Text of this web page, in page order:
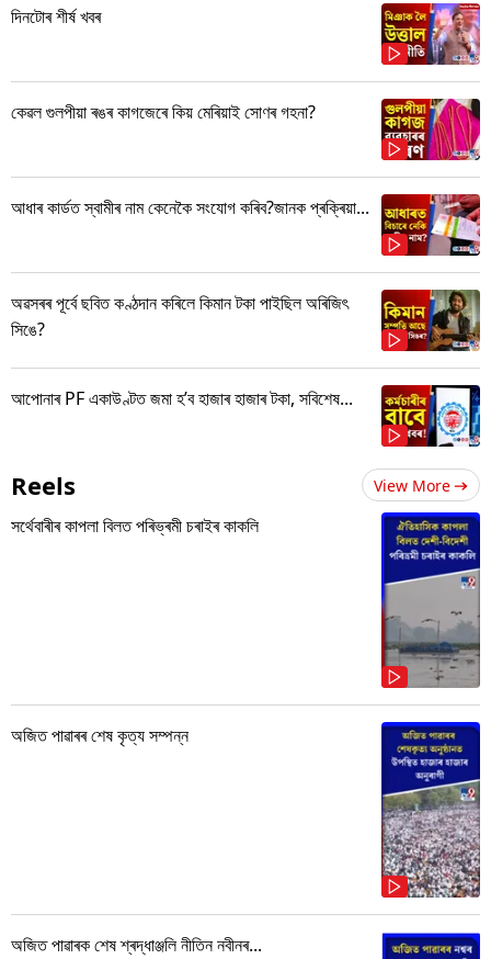
দিনটোৰ শীৰ্ষ খবৰ
কেৱল গুলপীয়া ৰঙৰ কাগজেৰে কিয় মেৰিয়াই সোণৰ গহনা?
আধাৰ কাৰ্ডত স্বামীৰ নাম কেনেকৈ সংযোগ কৰিব?জানক প্ৰক্ৰিয়া...
অৱসৰৰ পূৰ্বে ছবিত কণ্ঠদান কৰিলে কিমান টকা পাইছিল অৰিজিৎ
সিঙে?
আপোনাৰ PF একাউণ্টত জমা হ’ব হাজাৰ হাজাৰ টকা, সবিশেষ...
Reels View More
সৰ্থেবাৰীৰ কাপলা বিলত পৰিভ্ৰমী চৰাইৰ কাকলি
অজিত পাৱাৰৰ শেষ কৃত্য সম্পন্ন
অজিত পাৱাৰক শেষ শ্ৰদ্ধাঞ্জলি নীতিন নবীনৰ...